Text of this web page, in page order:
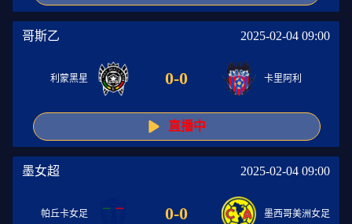
哥斯乙 2025-02-04 09:00
利蒙黑星 0-0 卡里阿利
直播中
墨女超 2025-02-04 09:00
帕丘卡女足 0-0 墨西哥美洲女足